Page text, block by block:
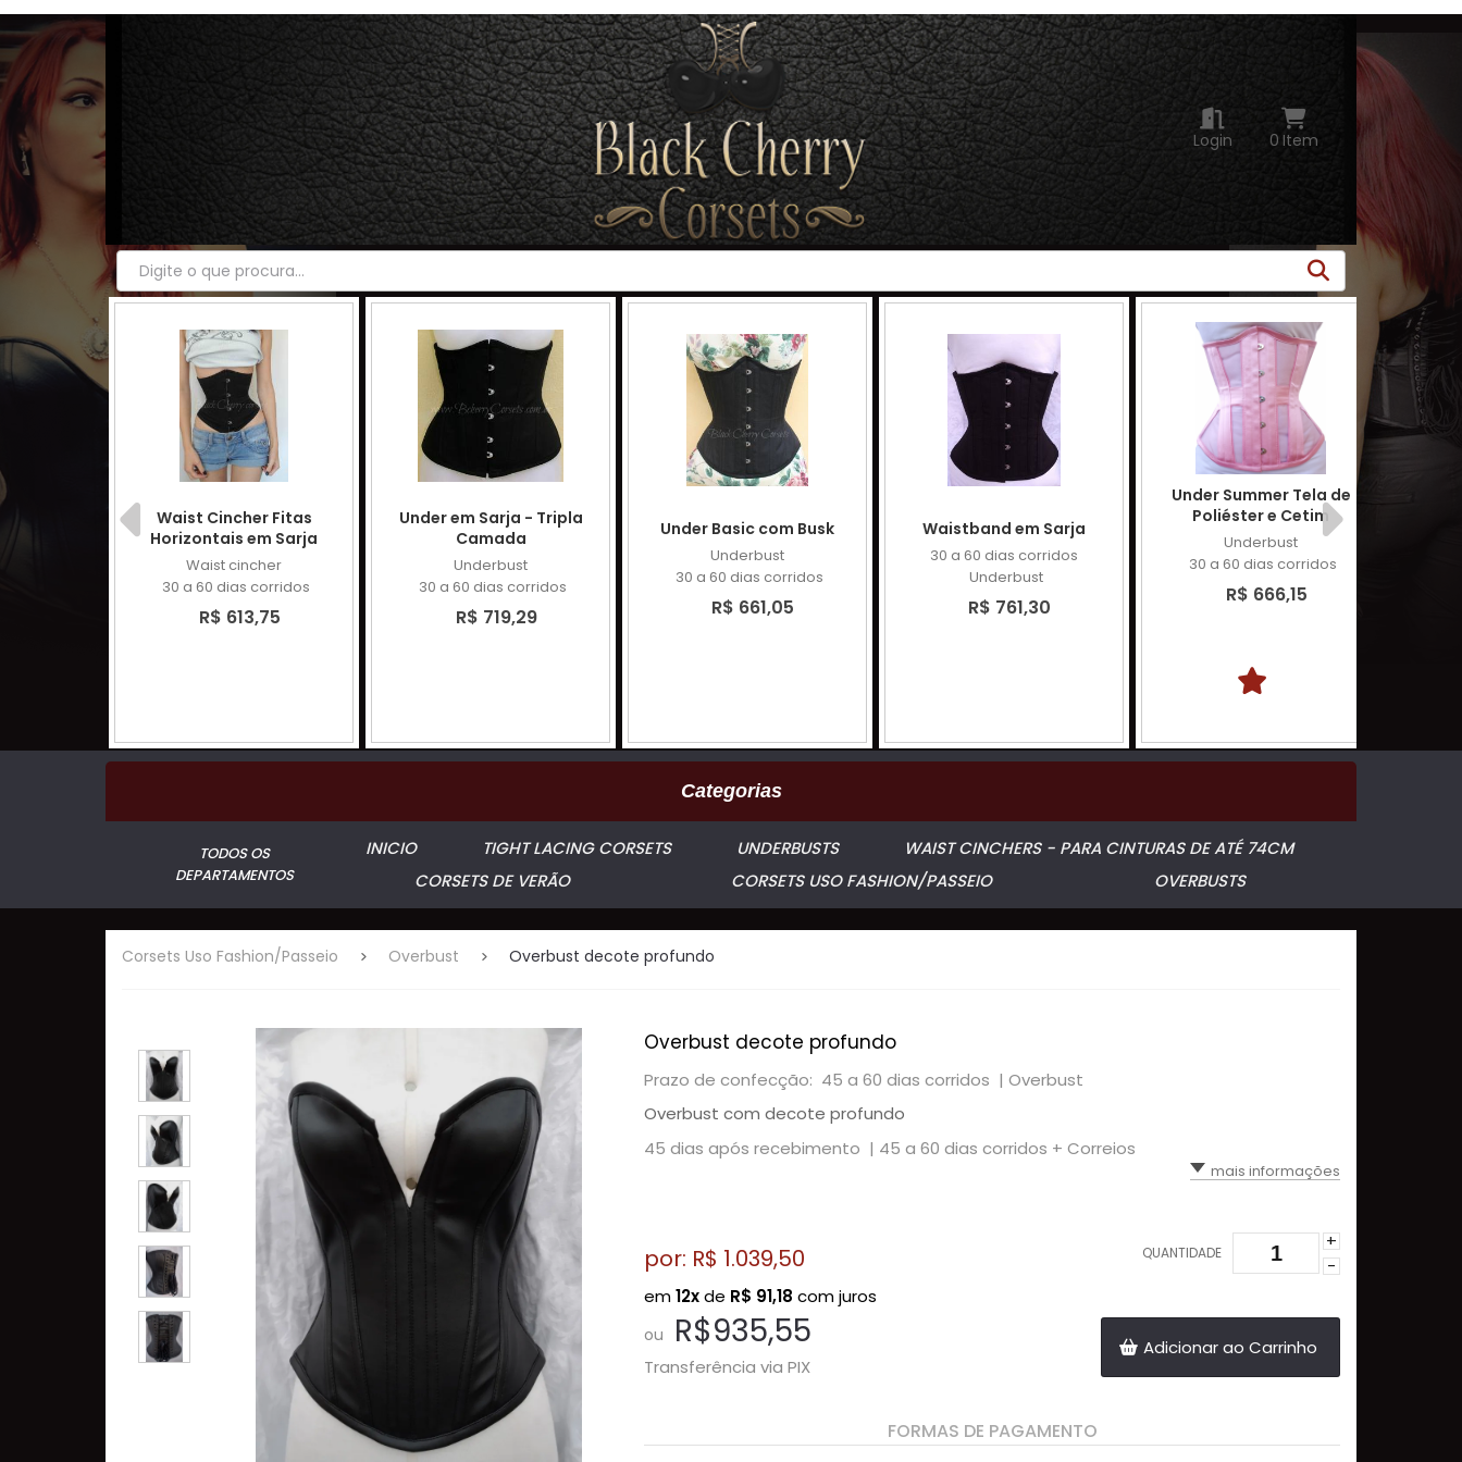
Login 0 Item
Waist Cincher Fitas
Horizontais em Sarja
Waist cincher
30 a 60 dias corridos
R$ 613,75
Under em Sarja - Tripla
Camada
Underbust
30 a 60 dias corridos
R$ 719,29
Under Basic com Busk
Underbust
30 a 60 dias corridos
R$ 661,05
Waistband em Sarja
30 a 60 dias corridos
Underbust
R$ 761,30
Under Summer Tela de
Poliéster e Cetim
Underbust
30 a 60 dias corridos
R$ 666,15
Categorias
TODOS OS
DEPARTAMENTOS
INICIO TIGHT LACING CORSETS UNDERBUSTS
WAIST CINCHERS - PARA CINTURAS DE ATÉ 74CM
CORSETS DE VERÃO
CORSETS USO FASHION/PASSEIO OVERBUSTS
Corsets Uso Fashion/Passeio Overbust Overbust decote profundo
Overbust decote profundo
Prazo de confecção: 45 a 60 dias corridos | Overbust
Overbust com decote profundo
45 dias após recebimento | 45 a 60 dias corridos + Correios
mais informações
por: R$ 1.039,50
em12xde R$ 91,18 com juros
ou R$935,55
Transferência via PIX
QUANTIDADE
+
-
Adicionar ao Carrinho
FORMAS DE PAGAMENTO